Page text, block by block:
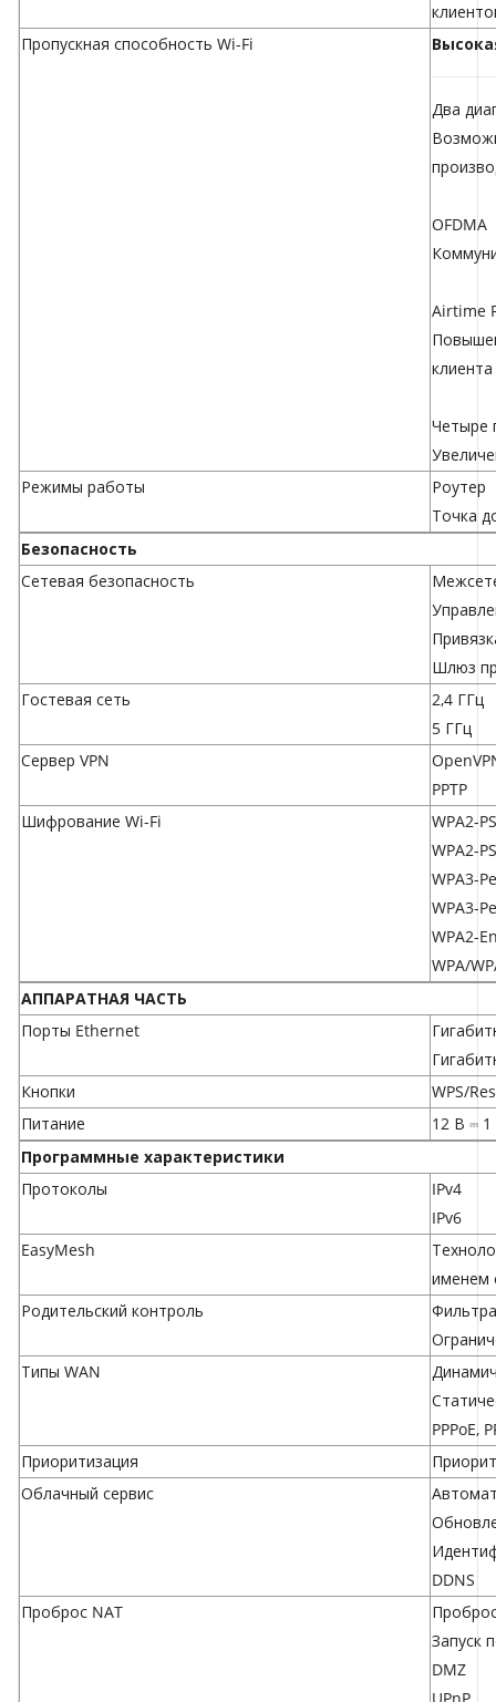
Пропускная способность Wi-Fi
Два
OFDMA
Airtime
клиента
Четыре
Режимы работы
Роутер
Точка
Безопасность
Сетевая безопасность
Шлюз
Гостевая сеть
2,4 ГГц
5 ГГц
Сервер VPN
PPTP
Шифрование Wi-Fi
WPA2-
WPA2-
WPA3-
WPA3-
WPA2-
WPA/
АППАРАТНАЯ ЧАСТЬ
Порты Ethernet
Кнопки
WPS/
Питание
12 В ⎓ 1
Программные характеристики
Протоколы
IPv4
IPv6
EasyMesh
именем
Родительский контроль
Типы WAN
PPPoE,
Приоритизация
Облачный сервис
DDNS
Проброс NAT
Запуск
DMZ